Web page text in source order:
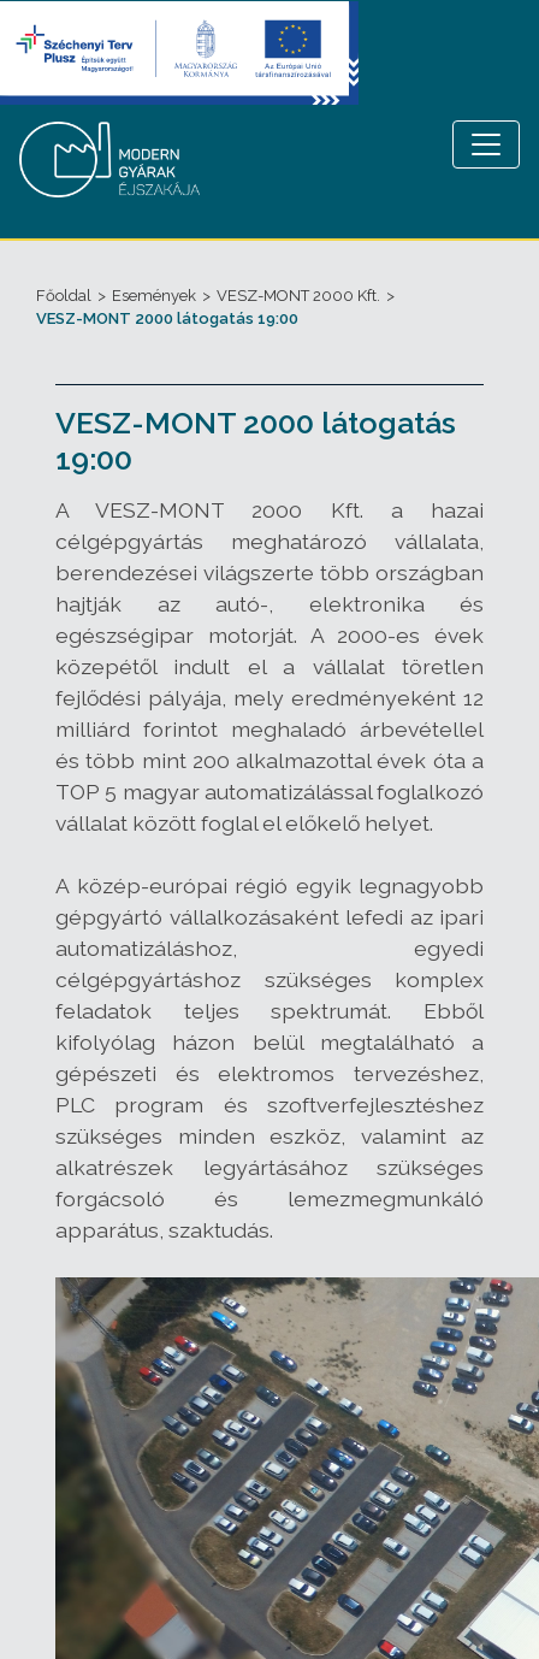
Főoldal > Események > VESZ-MONT 2000 Kft. >
VESZ-MONT 2000 látogatás 19:00
VESZ-MONT 2000 látogatás
19:00
A VESZ-MONT 2000 Kft. a hazai
célgépgyártás meghatározó vállalata,
berendezései világszerte több országban
hajtják az autó-, elektronika és
egészségipar motorját. A 2000-es évek
közepétől indult el a vállalat töretlen
fejlődési pályája, mely eredményeként 12
milliárd forintot meghaladó árbevétellel
és több mint 200 alkalmazottal évek óta a
TOP 5 magyar automatizálással foglalkozó
vállalat között foglal el előkelő helyet.
A közép-európai régió egyik legnagyobb
gépgyártó vállalkozásaként lefedi az ipari
automatizáláshoz, egyedi
célgépgyártáshoz szükséges komplex
feladatok teljes spektrumát. Ebből
kifolyólag házon belül megtalálható a
gépészeti és elektromos tervezéshez,
PLC program és szoftverfejlesztéshez
szükséges minden eszköz, valamint az
alkatrészek legyártásához szükséges
forgácsoló és lemezmegmunkáló
apparátus, szaktudás.